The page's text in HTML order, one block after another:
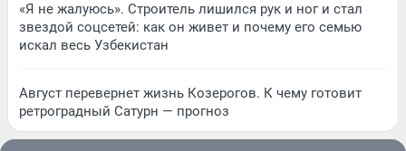
«Я не жалуюсь». Строитель лишился рук и ног и стал
звездой соцсетей: как он живет и почему его семью
искал весь Узбекистан
Август перевернет жизнь Козерогов. К чему готовит
ретроградный Сатурн — прогноз